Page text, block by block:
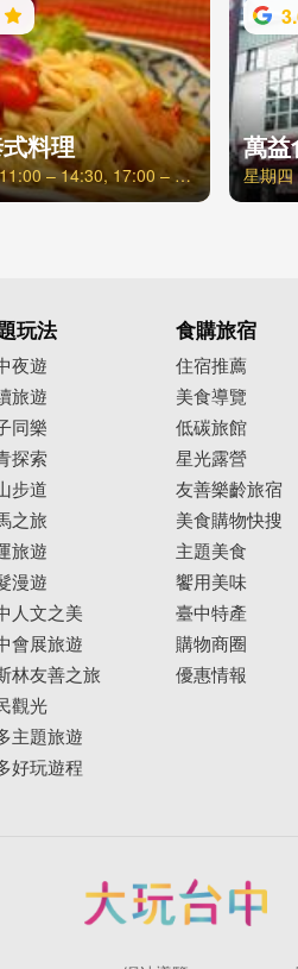
料理
星期四：11:00 – 14:30, 17:00 – 21:00
萬益
星期
玩法
夜遊
旅遊
同樂
探索
步道
之旅
旅遊
漫遊
人文之美
會展旅遊
林友善之旅
觀光
主題旅遊
好玩遊程
食購旅宿
住宿推薦
美食導覽
低碳旅館
星光露營
友善樂齡旅宿
美食購物快搜
主題美食
饗用美味
臺中特產
購物商圈
優惠情報